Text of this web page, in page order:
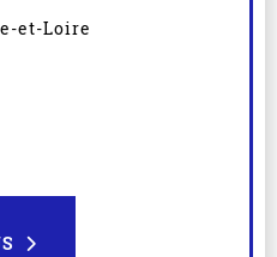
et-Loire